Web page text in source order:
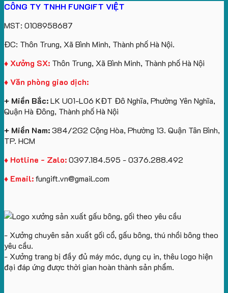
quà
làm
tặng
Cổ
Chữ
U
Bông
Theo
Cầu
In
Logo:
Bình
Gấu
CÔNG TY TNHH FUNGIFT VIỆT
MST: 0108958687
ĐC: Thôn Trung, Xã Bình Minh, Thành phố Hà Nội.
♦ Xưởng SX: Thôn Trung, Xã Bình Minh, Thành phố Hà Nội
♦ Văn phòng giao dịch:
+ Miền Bắc:LK U01-L06 KĐT Đô Nghĩa, Phường Yên Nghĩa,
Quận Hà Đông, Thành phố Hà Nội
+ Miền Nam:384/2G2 Cộng Hòa, Phường 13. Quận Tân Bình,
TP. HCM
♦ Hotline - Zalo:0397.184.595 - 0376.288.492
♦ Email:fungift.vn@gmail.com
- Xưởng chuyên sản xuất gối cổ, gấu bông, thú nhồi bông theo
yêu cầu.
- Xưởng trang bị đầy đủ máy móc, dụng cụ in, thêu logo hiện
đại đáp ứng được thời gian hoàn thành sản phẩm.